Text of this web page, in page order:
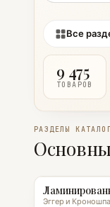
Все
9 475
ТОВАРОВ
РАЗДЕЛЫ
Эггер и